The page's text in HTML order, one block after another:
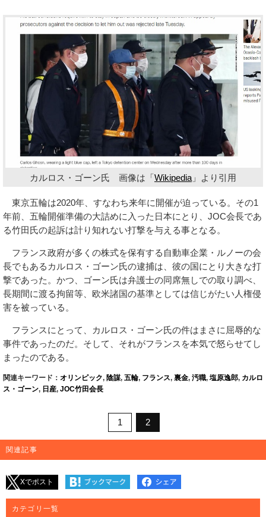
カルロス・ゴーン氏 画像は「Wikipedia 」より引用
東京五輪は2020年、すなわち来年に開催が迫っている。その1
年前、五輪開催準備の大詰めに入った日本にとり、JOC会長であ
る竹田氏の起訴は計り知れない打撃を与える事となる。
フランス政府が多くの株式を保有する自動車企業・ルノーの会
長でもあるカルロス・ゴーン氏の逮捕は、彼の国にとり大きな打
撃であった。かつ、ゴーン氏は弁護士の同席無しでの取り調べ、
長期間に渡る拘留等、欧米諸国の基準としては信じがたい人権侵
害を被っている。
フランスにとって、カルロス・ゴーン氏の件はまさに屈辱的な
事件であったのだ。そして、それがフランスを本気で怒らせてし
まったのである。
関連キーワード： オリンピック, 陰謀, 五輪, フランス, 裏金, 汚職, 塩原逸郎, カルロ
ス・ゴーン, 日産, JOC竹田会長
1 2
関連記事
Xでポスト
カテゴリ一覧